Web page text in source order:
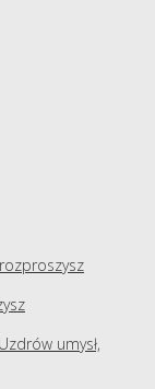
umysł,